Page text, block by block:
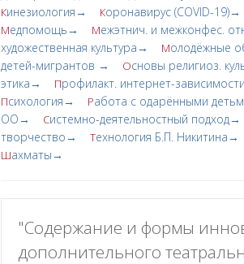
Кинезиология→ Коронавирус (COVID-19)→
Медпомощь→ Межэтнич. и межконфес.
художественная культура→
Молодёжные
детей-мигрантов →
Основы религиоз.
этика→
Профилакт. интернет-
Психология→ Работа с одарёнными
ОО→
Системно-деятельностный подход→
творчество→
Технология Б.П. Никитина→
Шахматы→
"Содержание и формы
дополнительного